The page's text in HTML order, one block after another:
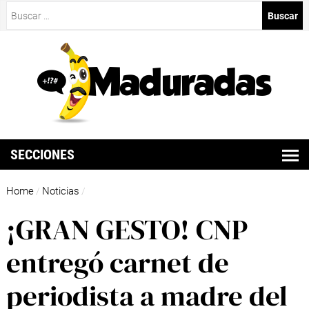
SECCIONES
Home / Noticias /
¡GRAN GESTO! CNP
entregó carnet de
periodista a madre del